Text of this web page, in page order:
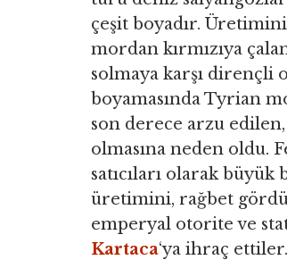
çeşit boyadır.
mordan kırmızıya
solmaya karşı dirençli
boyamasında Tyrian
son derece arzu
olmasına neden oldu.
satıcıları olarak büyük
üretimini, rağbet
emperyal otorite ve
Kartaca‘ya ihraç ettiler.